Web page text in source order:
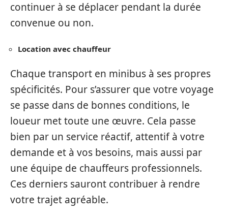
continuer à se déplacer pendant la durée
convenue ou non.
Location avec chauffeur
Chaque transport en minibus à ses propres
spécificités. Pour s’assurer que votre voyage
se passe dans de bonnes conditions, le
loueur met toute une œuvre. Cela passe
bien par un service réactif, attentif à votre
demande et à vos besoins, mais aussi par
une équipe de chauffeurs professionnels.
Ces derniers sauront contribuer à rendre
votre trajet agréable.